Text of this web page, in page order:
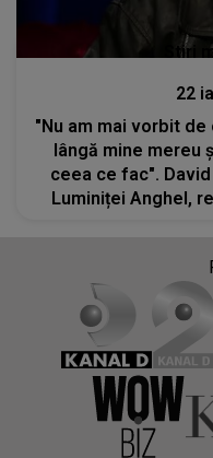
Stiri
22
"Nu am mai vorbit
lângă mine mereu
ceea ce fac".
Luminiței Anghel,